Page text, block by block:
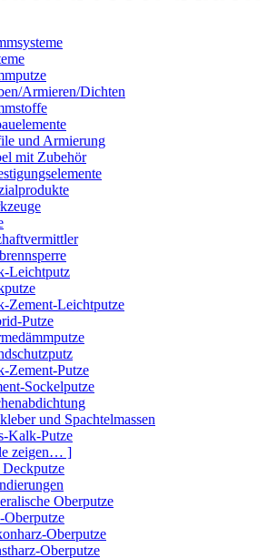
Armieren/Dichten
und Armierung
mit Zubehör
Leichtputz
Zement-Leichtputze
Putze
Zement-Putze
Sockelputze
und Spachtelmassen
Kalk-Putze
zeigen… ]
Oberputze
Oberputze
Oberputze
Oberputze